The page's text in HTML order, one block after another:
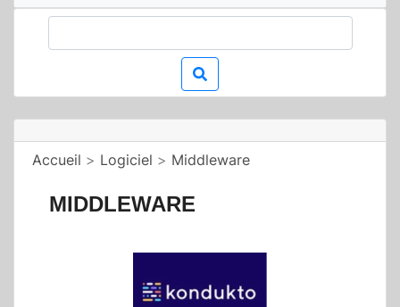
Accueil > Logiciel > Middleware
MIDDLEWARE